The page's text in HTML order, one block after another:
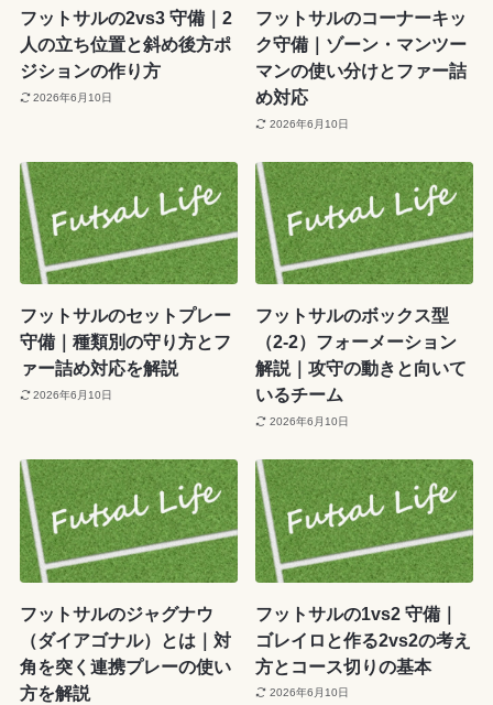
フットサルの2vs3 守備｜2
人の立ち位置と斜め後方ポ
ジションの作り方
2026年6月10日
フットサルのコーナーキッ
ク守備｜ゾーン・マンツー
マンの使い分けとファー詰
め対応
2026年6月10日
フットサルのセットプレー
守備｜種類別の守り方とフ
ァー詰め対応を解説
2026年6月10日
フットサルのボックス型
（2-2）フォーメーション
解説｜攻守の動きと向いて
いるチーム
2026年6月10日
フットサルのジャグナウ
（ダイアゴナル）とは｜対
角を突く連携プレーの使い
方を解説
フットサルの1vs2 守備｜
ゴレイロと作る2vs2の考え
方とコース切りの基本
2026年6月10日